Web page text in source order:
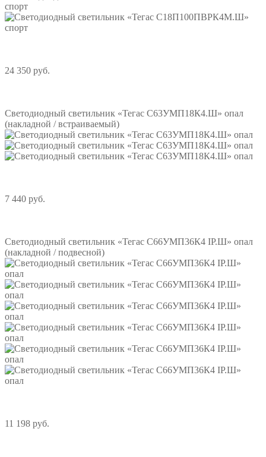
24 350 руб.
Светодиодный светильник «Тегас С63УМП18К4.Ш» опал
(накладной / встраиваемый)
7 440 руб.
Светодиодный светильник «Тегас С66УМП36К4 IP.Ш» опал
(накладной / подвесной)
11 198 руб.